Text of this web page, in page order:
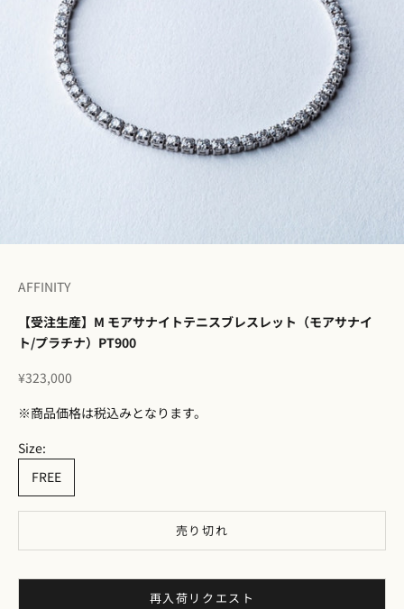
AFFINITY
【受注生産】M モアサナイトテニスブレスレット（モアサナイ
ト/プラチナ）PT900
セール価格
¥323,000
※商品価格は税込みとなります。
Size:
FREE
売り切れ
再入荷リクエスト